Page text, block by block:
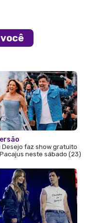
Desejo faz show gratuito
neste sábado (23)